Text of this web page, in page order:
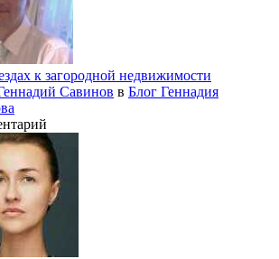
к загородной недвижимости
Савинов в Блог Геннадия